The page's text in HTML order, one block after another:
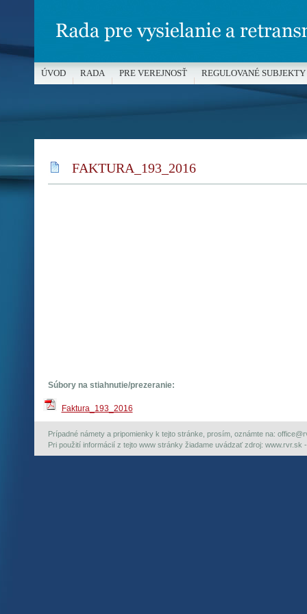
FAKTURA_193_2016
Súbory na stiahnutie/prezeranie:
Faktura_193_2016
Prípadné námety a pripomienky k tejto stránke, prosím, oznámte na:
Pri použití informácií z tejto www stránky žiadame uvádzať zdroj: www.rvr.sk
ÚVOD RADA PRE VEREJNOSŤ REGULOVANÉ SUBJEKTY